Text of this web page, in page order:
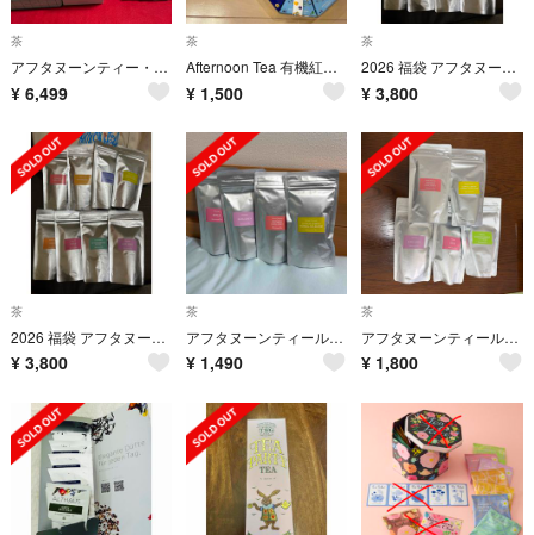
茶
アフタヌーンティー・ティールーム「ニューイヤーズバッグ」9点セット福袋
¥ 6,499
茶
Afternoon Tea 有機紅茶 ティーライブラリーオクタゴン
¥ 1,500
茶
2026 福袋 アフタヌーンティー ティールーム ニューイヤーズバッグ 紅茶
¥ 3,800
茶
2026 福袋 アフタヌーンティー ティールーム ニューイヤーズバッグ 紅茶
¥ 3,800
茶
アフタヌーンティールーム ティーバッグセット
¥ 1,490
茶
アフタヌーンティールーム ティーバッグセット
¥ 1,800